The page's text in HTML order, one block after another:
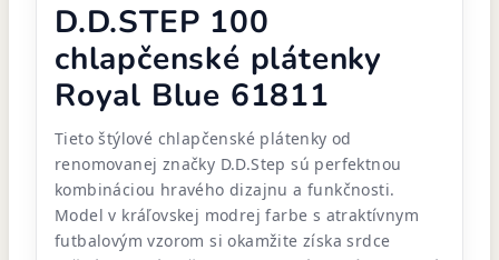
D.D.STEP 100
chlapčenské plátenky
Royal Blue 61811
Tieto štýlové chlapčenské plátenky od
renomovanej značky D.D.Step sú perfektnou
kombináciou hravého dizajnu a funkčnosti.
Model v kráľovskej modrej farbe s atraktívnym
futbalovým vzorom si okamžite získa srdce